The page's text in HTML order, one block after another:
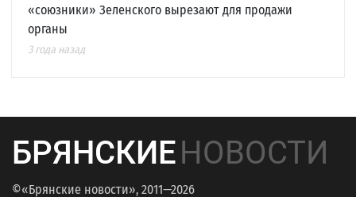
«союзники» Зеленского вырезают для продажи
органы
3 года назад
БРЯНСКИЕНОВОСТИ
©«Брянские новости», 2011—2026